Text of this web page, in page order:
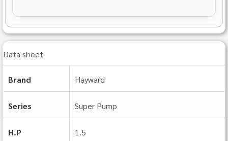
Data sheet
Brand Hayward
Series Super Pump
H.P 1.5